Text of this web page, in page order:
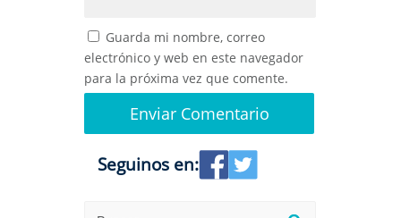
Guarda mi nombre, correo
electrónico y web en este navegador
para la próxima vez que comente.
Seguinos en: